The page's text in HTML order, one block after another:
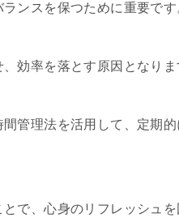
ンスを保つために重要です
効率を落とす原因となりま
管理法を活用して、定期
で、心身のリフレッシュを